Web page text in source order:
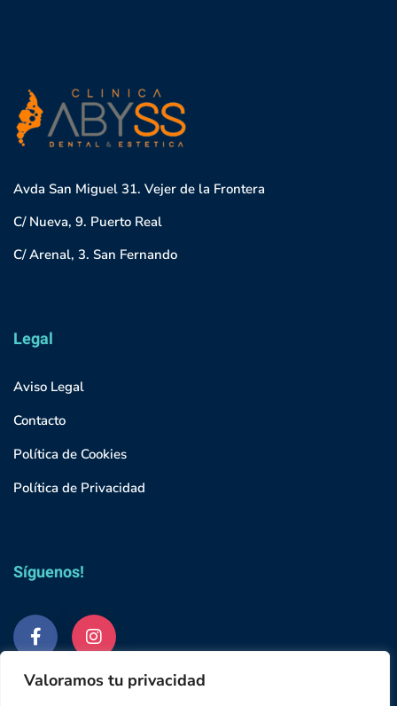
Valoramos tu privacidad
Avda San Miguel 31. Vejer de la Frontera
C/ Nueva, 9. Puerto Real
C/ Arenal, 3. San Fernando
Legal
Aviso Legal
Contacto
Política de Cookies
Política de Privacidad
Síguenos!